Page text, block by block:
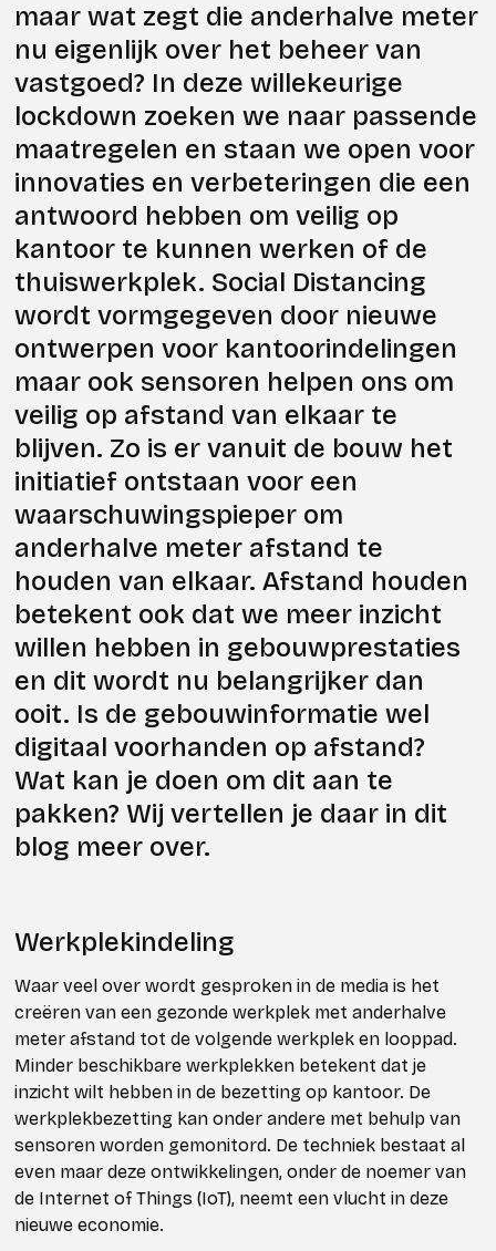
maar wat zegt die anderhalve meter
nu eigenlijk over het beheer van
vastgoed? In deze willekeurige
lockdown zoeken we naar passende
maatregelen en staan we open voor
innovaties en verbeteringen die een
antwoord hebben om veilig op
kantoor te kunnen werken of de
thuiswerkplek. Social Distancing
wordt vormgegeven door nieuwe
ontwerpen voor kantoorindelingen
maar ook sensoren helpen ons om
veilig op afstand van elkaar te
blijven. Zo is er vanuit de bouw het
initiatief ontstaan voor een
waarschuwingspieper om
anderhalve meter afstand te
houden van elkaar. Afstand houden
betekent ook dat we meer inzicht
willen hebben in gebouwprestaties
en dit wordt nu belangrijker dan
ooit. Is de gebouwinformatie wel
digitaal voorhanden op afstand?
Wat kan je doen om dit aan te
pakken? Wij vertellen je daar in dit
blog meer over.
Werkplekindeling
Waar veel over wordt gesproken in de media is het
creëren van een gezonde werkplek met anderhalve
meter afstand tot de volgende werkplek en looppad.
Minder beschikbare werkplekken betekent dat je
inzicht wilt hebben in de bezetting op kantoor. De
werkplekbezetting kan onder andere met behulp van
sensoren worden gemonitord. De techniek bestaat al
even maar deze ontwikkelingen, onder de noemer van
de Internet of Things (IoT), neemt een vlucht in deze
nieuwe economie.